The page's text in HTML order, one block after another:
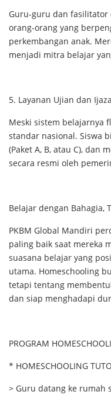
Guru-guru dan fasilitator
orang-orang yang
perkembangan anak.
menjadi mitra belajar
5. Layanan Ujian dan
Meski sistem belajarnya
standar nasional. Siswa
(Paket A, B, atau C), dan
secara resmi oleh
Belajar dengan Bahagia,
PKBM Global Mandiri
paling baik saat mereka
suasana belajar yang
utama. Homeschooling
tetapi tentang
dan siap menghadapi
PROGRAM
* HOMESCHOOLING
> Guru datang ke rumah